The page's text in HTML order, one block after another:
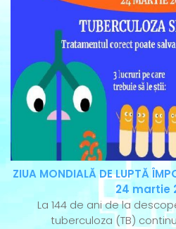
ZIUA MONDIALĂ DE LUPTĂ
24 martie
La 144 de ani de la
tuberculoza (TB)